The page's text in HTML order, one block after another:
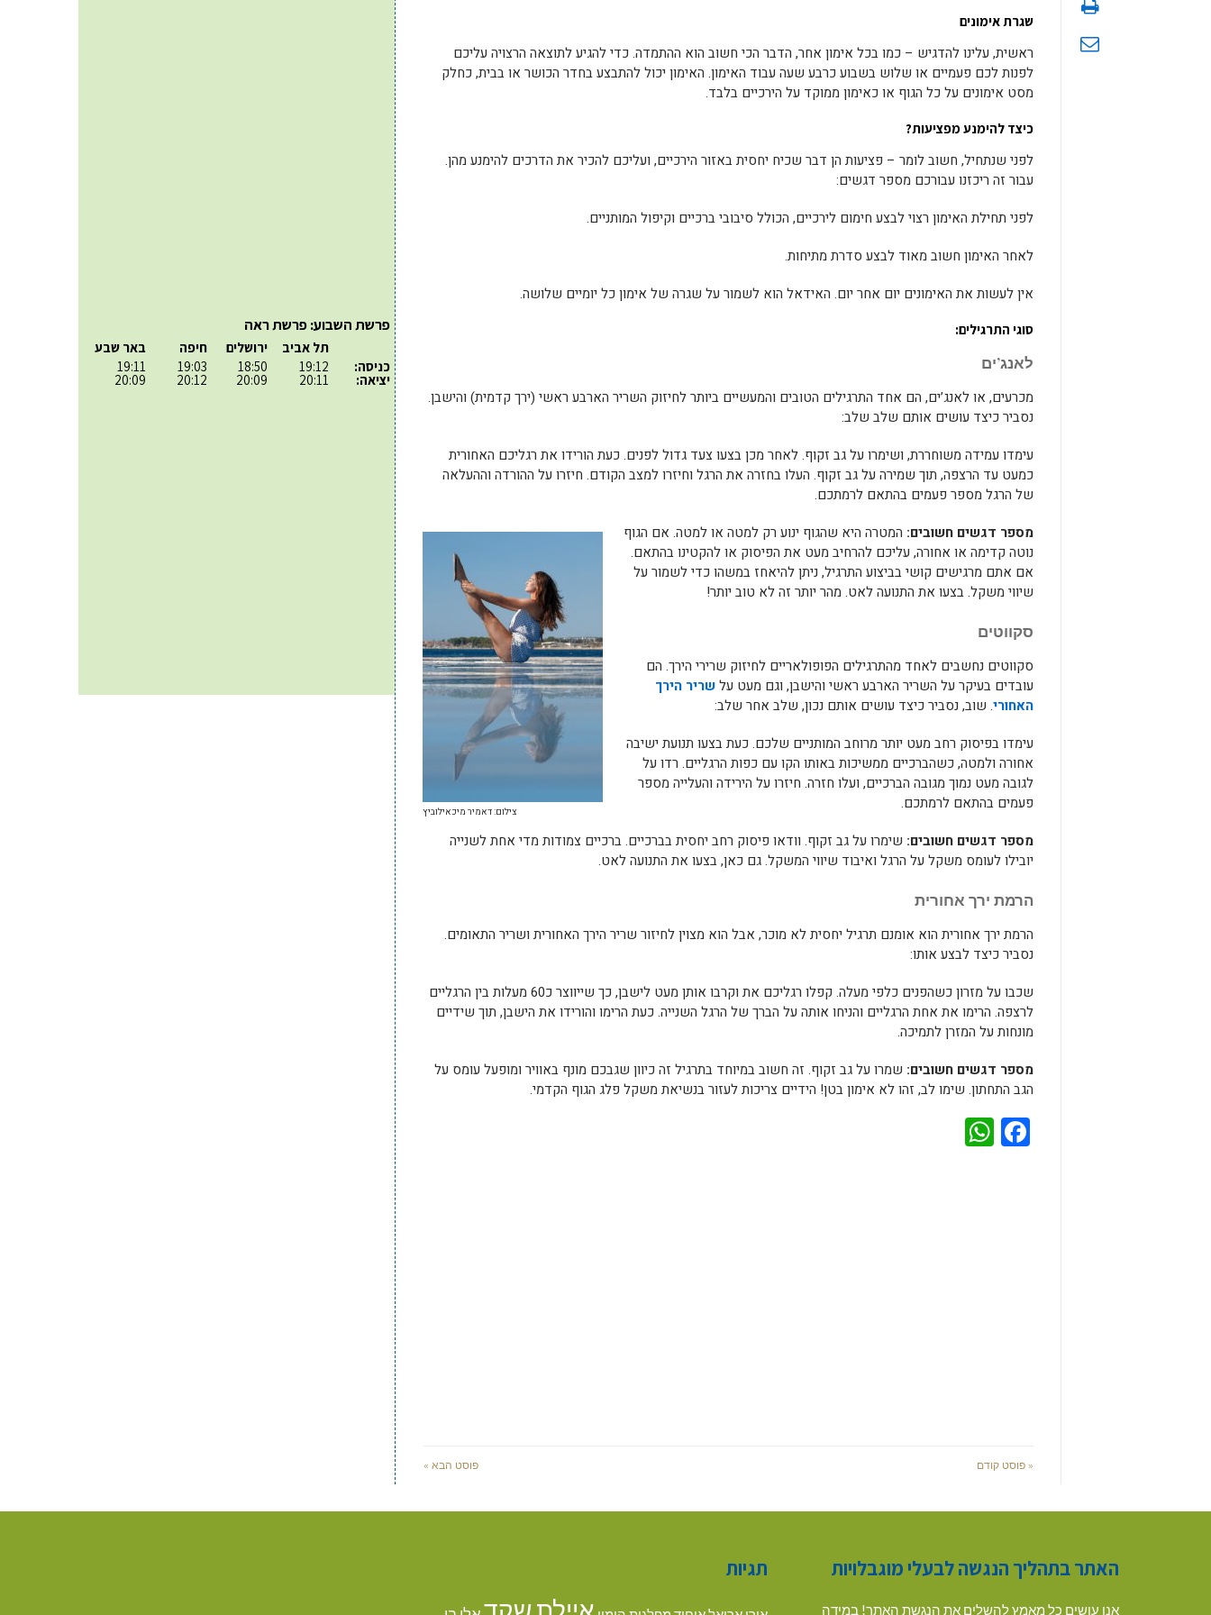
שגרת אימונים
ראשית, עלינו להדגיש – כמו בכל אימון אחר, הדבר הכי חשוב הוא ההתמדה. כדי להגיע לתוצאה הרצויה עליכם
לפנות לכם פעמיים או שלוש בשבוע כרבע שעה עבוד האימון. האימון יכול להתבצע בחדר הכושר או בבית, כחלק
מסט אימונים על כל הגוף או כאימון ממוקד על הירכיים בלבד.
כיצד להימנע מפציעות?
לפני שנתחיל, חשוב לומר – פציעות הן דבר שכיח יחסית באזור הירכיים, ועליכם להכיר את הדרכים להימנע מהן.
עבור זה ריכזנו עבורכם מספר דגשים:
לפני תחילת האימון רצוי לבצע חימום לירכיים, הכולל סיבובי ברכיים וקיפול המותניים.
לאחר האימון חשוב מאוד לבצע סדרת מתיחות.
אין לעשות את האימונים יום אחר יום. האידאל הוא לשמור על שגרה של אימון כל יומיים שלושה.
סוגי התרגילים:
לאנג’ים
מכרעים, או לאנג’ים, הם אחד התרגילים הטובים והמעשיים ביותר לחיזוק השריר הארבע ראשי (ירך קדמית) והישבן.
נסביר כיצד עושים אותם שלב שלב:
עימדו עמידה משוחררת, ושימרו על גב זקוף. לאחר מכן בצעו צעד גדול לפנים. כעת הורידו את רגליכם האחורית
כמעט עד הרצפה, תוך שמירה על גב זקוף. העלו בחזרה את הרגל וחיזרו למצב הקודם. חיזרו על ההורדה וההעלאה
של הרגל מספר פעמים בהתאם לרמתכם.
צילום: דאמיר מיכאילוביץ
מספר דגשים חשובים: המטרה היא שהגוף ינוע רק למטה או למטה. אם הגוף
נוטה קדימה או אחורה, עליכם להרחיב מעט את הפיסוק או להקטינו בהתאם.
אם אתם מרגישים קושי בביצוע התרגיל, ניתן להיאחז במשהו כדי לשמור על
שיווי משקל. בצעו את התנועה לאט. מהר יותר זה לא טוב יותר!
סקווטים
סקווטים נחשבים לאחד מהתרגילים הפופולאריים לחיזוק שרירי הירך. הם
עובדים בעיקר על השריר הארבע ראשי והישבן, וגם מעט עלשריר הירך
האחורי. שוב, נסביר כיצד עושים אותם נכון, שלב אחר שלב:
עימדו בפיסוק רחב מעט יותר מרוחב המותניים שלכם. כעת בצעו תנועת ישיבה
אחורה ולמטה, כשהברכיים ממשיכות באותו הקו עם כפות הרגליים. רדו על
לגובה מעט נמוך מגובה הברכיים, ועלו חזרה. חיזרו על הירידה והעלייה מספר
פעמים בהתאם לרמתכם.
מספר דגשים חשובים: שימרו על גב זקוף. וודאו פיסוק רחב יחסית בברכיים. ברכיים צמודות מדי אחת לשנייה
יובילו לעומס משקל על הרגל ואיבוד שיווי המשקל. גם כאן, בצעו את התנועה לאט.
הרמת ירך אחורית
הרמת ירך אחורית הוא אומנם תרגיל יחסית לא מוכר, אבל הוא מצוין לחיזור שריר הירך האחורית ושריר התאומים.
נסביר כיצד לבצע אותו:
שכבו על מזרון כשהפנים כלפי מעלה. קפלו רגליכם את וקרבו אותן מעט לישבן, כך שייווצר כ60 מעלות בין הרגליים
לרצפה. הרימו את אחת הרגליים והניחו אותה על הברך של הרגל השנייה. כעת הרימו והורידו את הישבן, תוך שידיים
מונחות על המזרן לתמיכה.
מספר דגשים חשובים: שמרו על גב זקוף. זה חשוב במיוחד בתרגיל זה כיוון שגבכם מונף באוויר ומופעל עומס על
הגב התחתון. שימו לב, זהו לא אימון בטן! הידיים צריכות לעזור בנשיאת משקל פלג הגוף הקדמי.
Facebook
« פוסט קודם פוסט הבא »
פרשת השבוע: פרשת ראה
כניסה:
יציאה:
תל אביב
19:12
20:11
ירושלים
18:50
20:09
חיפה
19:03
20:12
באר שבע
19:11
20:09
האתר בתהליך הנגשה לבעלי מוגבלויות
אנו עושים כל מאמץ להשלים את הנגשת האתר! במידה
תגיות